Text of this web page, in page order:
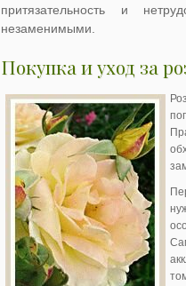
притязательность и
незаменимыми.
Покупка и уход за